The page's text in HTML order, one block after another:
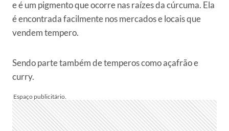
e é um pigmento que ocorre nas raízes da cúrcuma. Ela
é encontrada facilmente nos mercados e locais que
vendem tempero.
Sendo parte também de temperos como açafrão e
curry.